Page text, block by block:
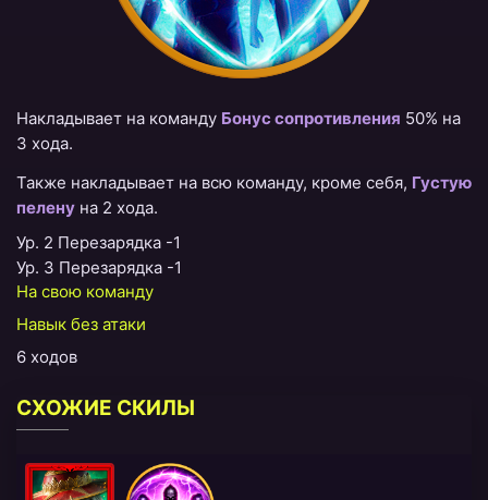
Накладывает на команду Бонус сопротивления 50% на
3 хода.
Также накладывает на всю команду, кроме себя, Густую
пелену на 2 хода.
Ур. 2 Перезарядка -1
Ур. 3 Перезарядка -1
На свою команду
Навык без атаки
6 ходов
СХОЖИЕ СКИЛЫ